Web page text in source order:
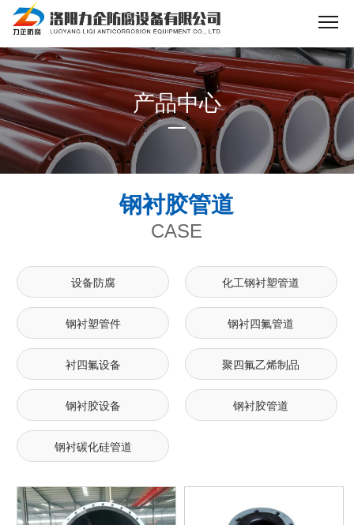
产品中心
钢衬胶管道
CASE
设备防腐 化工钢衬塑管道
钢衬塑管件 钢衬四氟管道
衬四氟设备 聚四氟乙烯制品
钢衬胶设备 钢衬胶管道
钢衬碳化硅管道